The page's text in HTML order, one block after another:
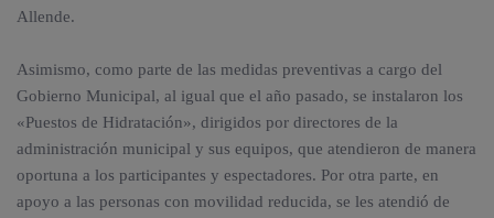
Allende.
Asimismo, como parte de las medidas preventivas a cargo del
Gobierno Municipal, al igual que el año pasado, se instalaron los
«Puestos de Hidratación», dirigidos por directores de la
administración municipal y sus equipos, que atendieron de manera
oportuna a los participantes y espectadores. Por otra parte, en
apoyo a las personas con movilidad reducida, se les atendió de